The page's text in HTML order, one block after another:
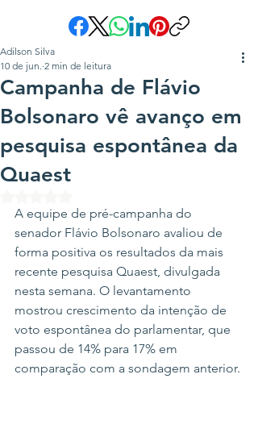
Campanha de Flávio
Bolsonaro vê avanço em
pesquisa espontânea da
Quaest
Adilson Silva
10 de jun. 2 min de leitura
A equipe de pré-campanha do
senador Flávio Bolsonaro avaliou de
forma positiva os resultados da mais
recente pesquisa Quaest, divulgada
nesta semana. O levantamento
mostrou crescimento da intenção de
voto espontânea do parlamentar, que
passou de 14% para 17% em
comparação com a sondagem anterior.